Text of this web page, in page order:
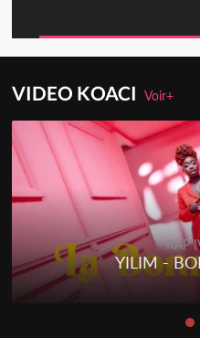
VIDEO KOACIVoir+
RAP
YILIM -